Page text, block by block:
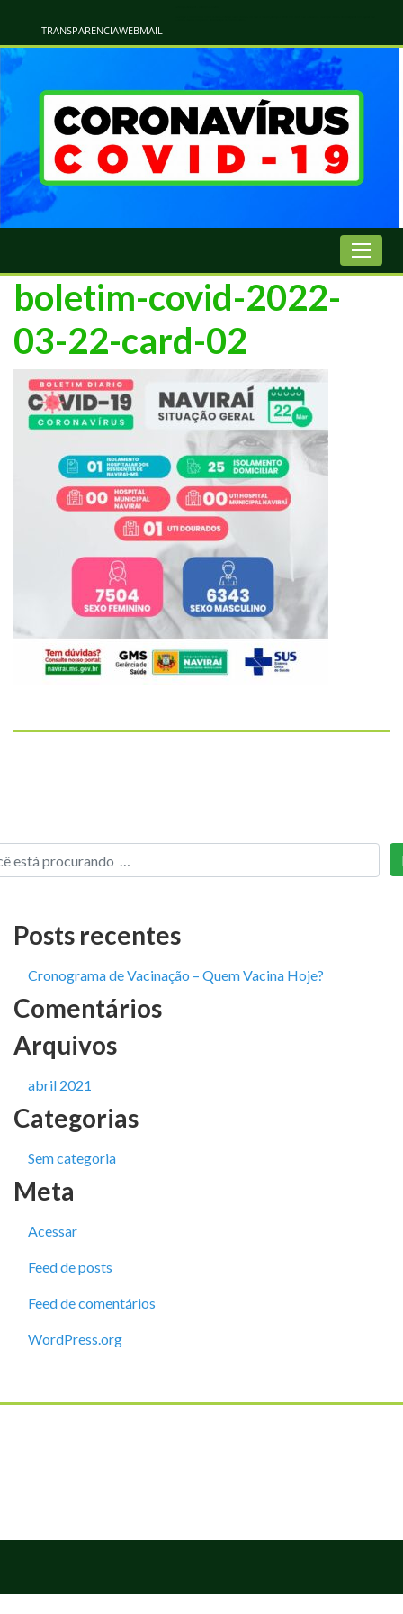
TRANSPARENCIAWEBMAIL
boletim-covid-2022-
03-22-card-02
Posts recentes
Cronograma de Vacinação – Quem Vacina Hoje?
Comentários
Arquivos
abril 2021
Categorias
Sem categoria
Meta
Acessar
Feed de posts
Feed de comentários
WordPress.org